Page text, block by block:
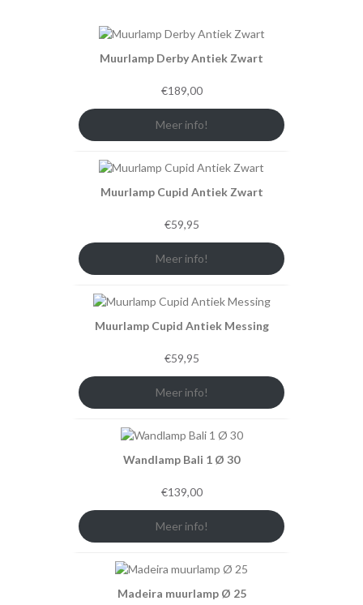
Muurlamp Derby Antiek Zwart
€189,00
Meer info!
Muurlamp Cupid Antiek Zwart
€59,95
Meer info!
Muurlamp Cupid Antiek Messing
€59,95
Meer info!
Wandlamp Bali 1 Ø 30
€139,00
Meer info!
Madeira muurlamp Ø 25